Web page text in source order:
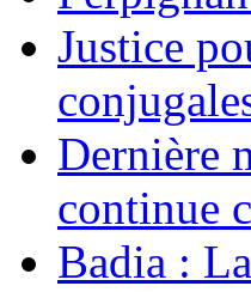
Justice
Dernière
continue
Badia :